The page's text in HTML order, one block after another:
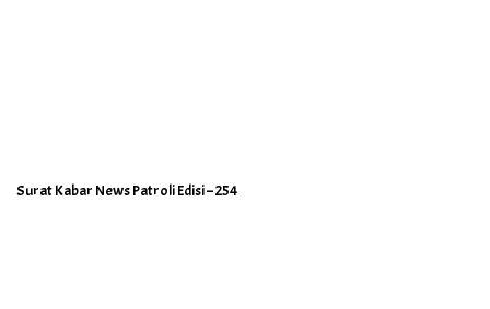
Surat Kabar News Patroli Edisi – 254